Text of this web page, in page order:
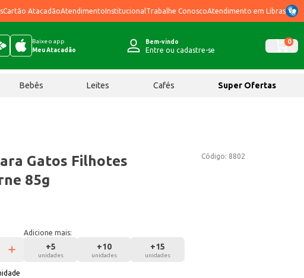
Cartão AtacadãoAtendimentoInstitucional Trabalhe ConoscoAtendimento em Libras
Baixe o app
Meu Atacadão
Bem-vindo
Entre ou cadastre-se
0
Bebês Leites Cafés Super Ofertas
Código: 8802
Gatos Filhotes
85g
Adicione mais:
+5
unidades
+10
unidades
+15
unidades